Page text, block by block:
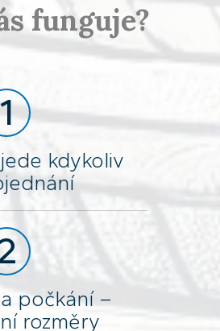
funguje?
1
kdykoliv
počkání –
rozměry